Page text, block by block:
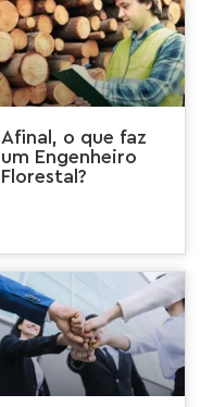
Afinal, o que faz
um Engenheiro
Florestal?